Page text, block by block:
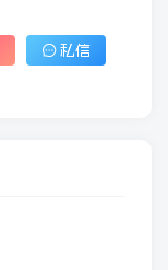
私信